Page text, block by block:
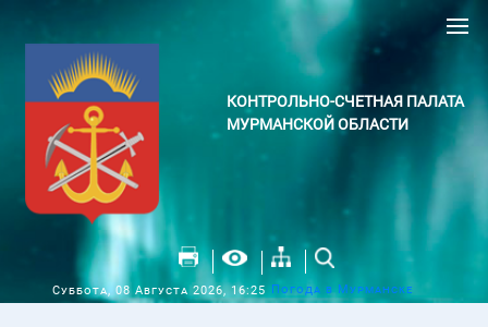
КОНТРОЛЬНО-СЧЕТНАЯ ПАЛАТА
МУРМАНСКОЙ ОБЛАСТИ
Суббота, 08 Августа 2026, 16:25 Погода в Мурманске